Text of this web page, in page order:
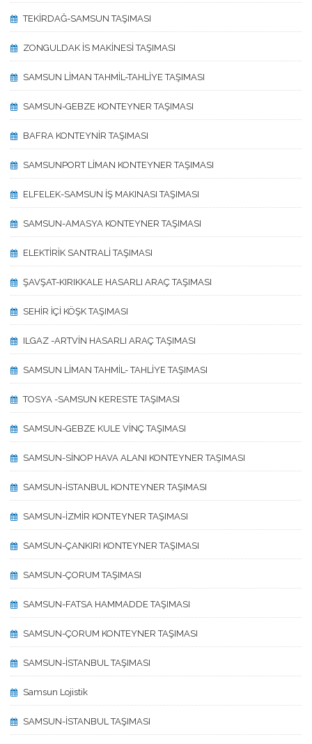
TEKİRDAĞ-SAMSUN TAŞIMASI
ZONGULDAK İS MAKİNESİ TAŞIMASI
SAMSUN LİMAN TAHMİL-TAHLİYE TAŞIMASI
SAMSUN-GEBZE KONTEYNER TAŞIMASI
BAFRA KONTEYNİR TAŞIMASI
SAMSUNPORT LİMAN KONTEYNER TAŞIMASI
ELFELEK-SAMSUN İŞ MAKINASI TAŞIMASI
SAMSUN-AMASYA KONTEYNER TAŞIMASI
ELEKTİRİK SANTRALİ TAŞIMASI
ŞAVŞAT-KIRIKKALE HASARLI ARAÇ TAŞIMASI
SEHİR İÇİ KÖŞK TAŞIMASI
ILGAZ -ARTVİN HASARLI ARAÇ TAŞIMASI
SAMSUN LİMAN TAHMİL- TAHLİYE TAŞIMASI
TOSYA -SAMSUN KERESTE TAŞIMASI
SAMSUN-GEBZE KULE VİNÇ TAŞIMASI
SAMSUN-SİNOP HAVA ALANI KONTEYNER TAŞIMASI
SAMSUN-İSTANBUL KONTEYNER TAŞIMASI
SAMSUN-İZMİR KONTEYNER TAŞIMASI
SAMSUN-ÇANKIRI KONTEYNER TAŞIMASI
SAMSUN-ÇORUM TAŞIMASI
SAMSUN-FATSA HAMMADDE TAŞIMASI
SAMSUN-ÇORUM KONTEYNER TAŞIMASI
SAMSUN-İSTANBUL TAŞIMASI
Samsun Lojistik
SAMSUN-İSTANBUL TAŞIMASI